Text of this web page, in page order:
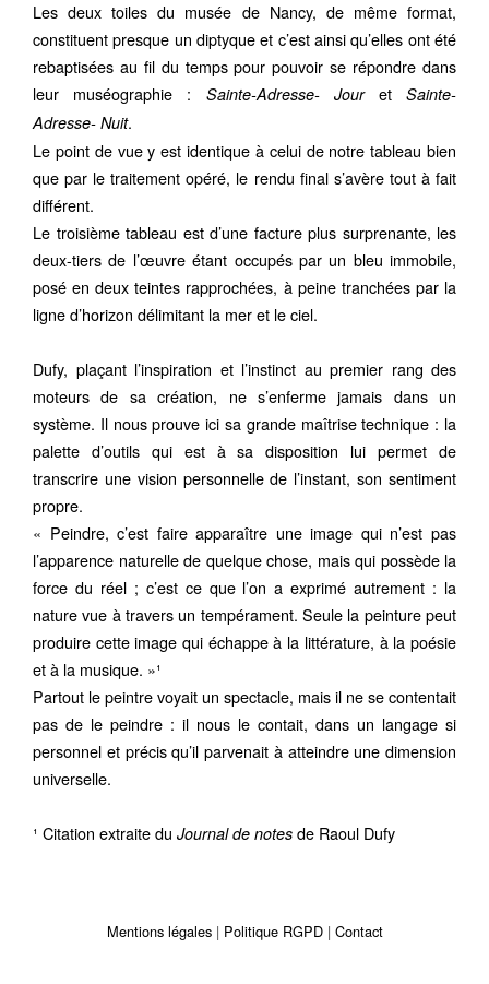
Les deux toiles du musée de Nancy, de même format,
constituent presque un diptyque et c’est ainsi qu’elles ont été
rebaptisées au fil du temps pour pouvoir se répondre dans
leur muséographie : Sainte-Adresse- Jour etSainte-
Adresse- Nuit.
Le point de vue y est identique à celui de notre tableau bien
que par le traitement opéré, le rendu final s’avère tout à fait
différent.
Le troisième tableau est d’une facture plus surprenante, les
deux-tiers de l’œuvre étant occupés par un bleu immobile,
posé en deux teintes rapprochées, à peine tranchées par la
ligne d’horizon délimitant la mer et le ciel.
Dufy, plaçant l’inspiration et l’instinct au premier rang des
moteurs de sa création, ne s’enferme jamais dans un
système. Il nous prouve ici sa grande maîtrise technique : la
palette d’outils qui est à sa disposition lui permet de
transcrire une vision personnelle de l’instant, son sentiment
propre.
« Peindre, c’est faire apparaître une image qui n’est pas
l’apparence naturelle de quelque chose, mais qui possède la
force du réel ; c’est ce que l’on a exprimé autrement : la
nature vue à travers un tempérament. Seule la peinture peut
produire cette image qui échappe à la littérature, à la poésie
et à la musique. »¹
Partout le peintre voyait un spectacle, mais il ne se contentait
pas de le peindre : il nous le contait, dans un langage si
personnel et précis qu’il parvenait à atteindre une dimension
universelle.
¹ Citation extraite du Journal de notes de Raoul Dufy
Mentions légales Politique RGPD Contact